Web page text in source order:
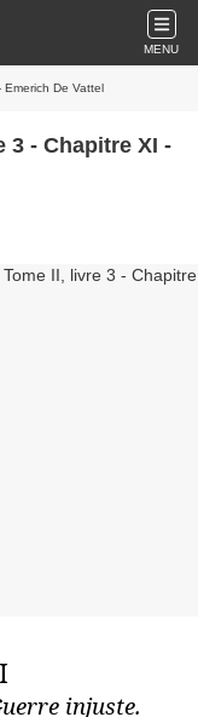
MENU
De Vattel
3 - Chapitre XI -
injuste.